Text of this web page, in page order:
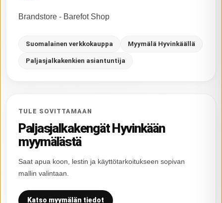
Brandstore - Barefot Shop
Suomalainen verkkokauppa Myymälä Hyvinkäällä
Paljasjalkakenkien asiantuntija
TULE SOVITTAMAAN
Paljasjalkakengät Hyvinkään
myymälästä
Saat apua koon, lestin ja käyttötarkoitukseen sopivan
mallin valintaan.
Katso myymälän tiedot